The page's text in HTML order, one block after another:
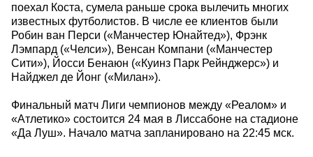
поехал Коста, сумела раньше срока вылечить многих
известных футболистов. В числе ее клиентов были
Робин ван Перси («Манчестер Юнайтед»), Фрэнк
Лэмпард («Челси»), Венсан Компани («Манчестер
Сити»), Йосси Бенаюн («Куинз Парк Рейнджерс») и
Найджел де Йонг («Милан»).
Финальный матч Лиги чемпионов между «Реалом» и
«Атлетико» состоится 24 мая в Лиссабоне на стадионе
«Да Луш». Начало матча запланировано на 22:45 мск.